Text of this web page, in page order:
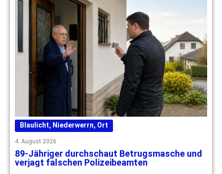
Blaulicht, Niederwerrn, Ort
4. August 2026
89-Jähriger durchschaut Betrugsmasche und
verjagt falschen Polizeibeamten